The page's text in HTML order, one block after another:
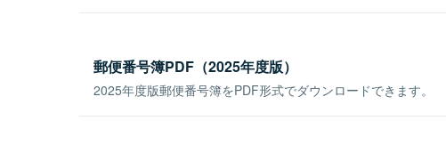
郵便番号簿PDF（2025年度版）
2025年度版郵便番号簿をPDF形式でダウンロードできます。